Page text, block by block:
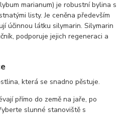
marianum) je robustní bylina s
listy. Je ceněna především
účinnou látku silymarin. Silymarin
podporuje jejich regeneraci a
která se snadno pěstuje.
přímo do země na jaře, po
slunné stanoviště s